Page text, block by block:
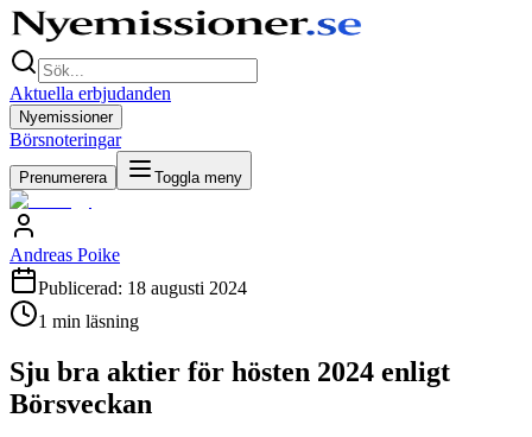
Aktuella erbjudanden
Nyemissioner
Börsnoteringar
Prenumerera Toggla meny
Andreas Poike
Publicerad: 18 augusti 2024
1 min läsning
Sju bra aktier för hösten 2024 enligt
Börsveckan